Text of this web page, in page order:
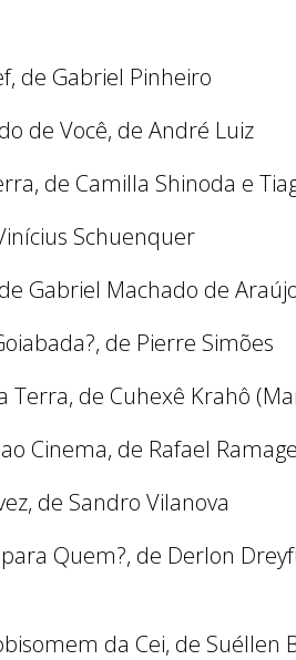
de Gabriel Pinheiro
de Você, de André Luiz
de Camilla Shinoda e
Schuenquer
Gabriel Machado de
de Pierre Simões
Terra, de Cuhexê Krahô
Cinema, de Rafael
de Sandro Vilanova
Quem?, de Derlon
da Cei, de Suéllen